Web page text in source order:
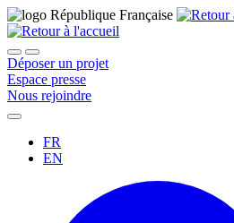
Déposer un projet
Espace presse
Nous rejoindre
FR
EN